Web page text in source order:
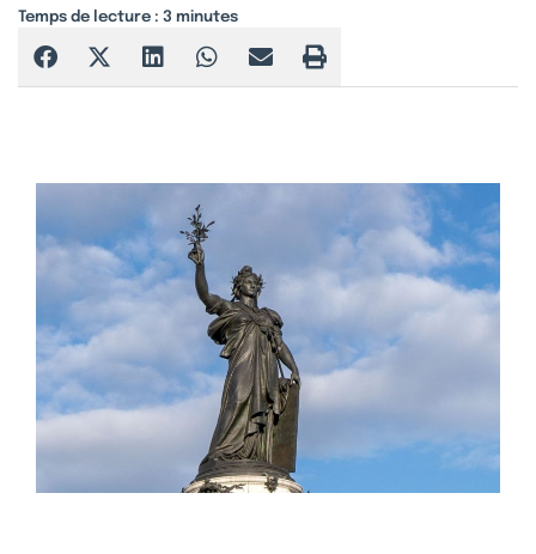
Temps de lecture : 3 minutes